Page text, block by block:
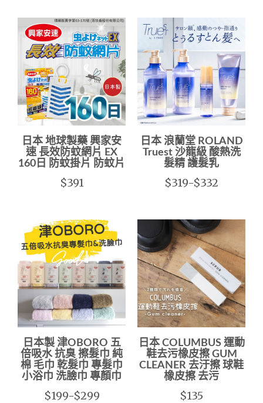
日本 地球製藥 興家安
速 長效防蚊網片 EX
160日 防蚊掛片 防蚊片
$391
日本 浪蘭堂 ROLAND
Truest 沙龍級 酸熱洗
髮精 護髮乳
$319-$332
日本製 津OBORO 五
倍吸水 抗臭 擦髮巾 純
棉 毛巾 乾髮巾 專髮巾
小浴巾 洗臉巾 專顏巾
$199-$299
日本 COLUMBUS 運動
鞋去污橡皮擦 GUM
CLEANER 去汙擦 球鞋
橡皮擦 去污
$135